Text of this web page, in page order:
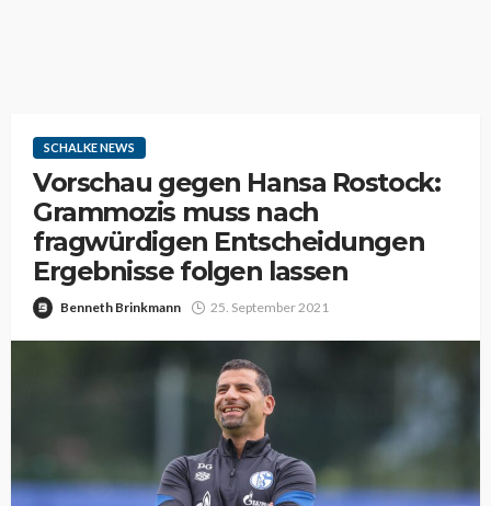
SCHALKE NEWS
Vorschau gegen Hansa Rostock:
Grammozis muss nach
fragwürdigen Entscheidungen
Ergebnisse folgen lassen
Benneth Brinkmann 25. September 2021